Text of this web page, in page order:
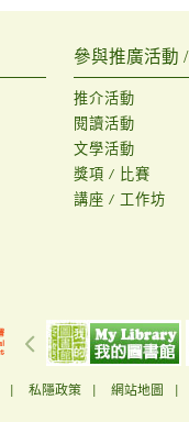
參與推廣活動 /
推介活動
閱讀活動
文學活動
獎項 / 比賽
講座 / 工作坊
私隱政策 網站地圖